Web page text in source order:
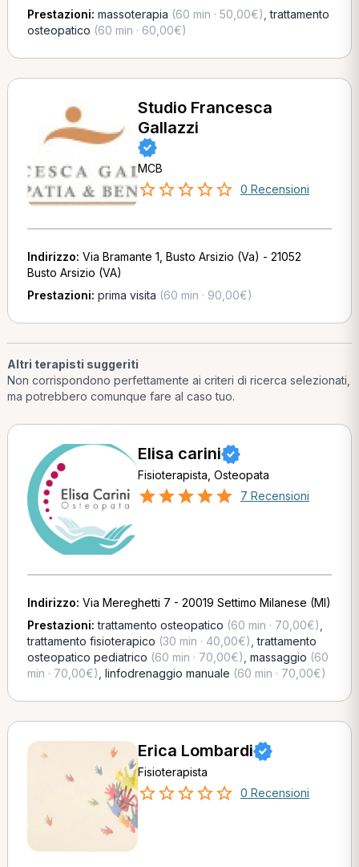
Prestazioni: massoterapia (60 min · 50,00€) ,trattamento
osteopatico (60 min · 60,00€)
Studio Francesca
Gallazzi
MCB
0 Recensioni
Indirizzo: Via Bramante 1, Busto Arsizio (Va) - 21052
Busto Arsizio (VA)
Prestazioni: prima visita (60 min · 90,00€)
Altri terapisti suggeriti
Non corrispondono perfettamente ai criteri di ricerca selezionati,
ma potrebbero comunque fare al caso tuo.
Elisa carini
Fisioterapista, Osteopata
7 Recensioni
Indirizzo: Via Mereghetti 7 - 20019 Settimo Milanese (MI)
Prestazioni:trattamento osteopatico (60 min · 70,00€)
trattamento fisioterapico (30 min · 40,00€) ,trattamento
osteopatico pediatrico (60 min · 70,00€) massaggio (60
min · 70,00€) linfodrenaggio manuale (60 min · 70,00€)
Erica Lombardi
Fisioterapista
0 Recensioni